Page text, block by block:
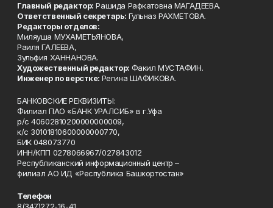
Главный редактор: Рашида Рафкатовна МАГАДЕЕВА.
Ответственный секретарь: Гульназ РАХМЕТОВА.
Редакторы отделов:
Миляуша МУХАМЕТЬЯНОВА,
Раиля ГАЛЕЕВА,
Зульфия ХАННАНОВА.
Художественный редактор: Факил МУСТАФИН.
Инженер по верстке: Регина ШАФИКОВА.
БАНКОВСКИЕ РЕКВИЗИТЫ:
Филиал ПАО «БАНК УРАЛСИБ» в г.Уфа
р/с 40602810200000000009,
к/с 30101810600000000770,
БИК 048073770
ИНН/КПП 0278066967/027843012
Республиканский информационный центр –
филиал АО ИД «Республика Башкортостан»
Телефон